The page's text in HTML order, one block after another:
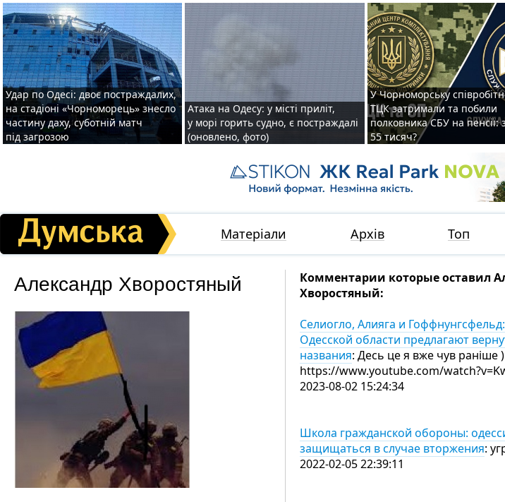
Удар по Одесі: двоє постраждалих,
на стадіоні «Чорноморець» знесло
частину даху, суботній матч
під загрозою
Атака на Одесу: у місті приліт,
у морі горить судно, є постраждалі
(оновлено, фото)
У Чорноморську
ТЦК затримали та побили
полковника СБУ на пенсії:
55 тисяч?
Матеріали Архів Топ
Александр Хворостяный
Комментарии которые оставил
Хворостяный:
Селиогло, Алияга и
Одесской области предлагают
названия: Десь це я вже чув раніше )
https://www.youtube.com/
2023-08-02 15:24:34
Школа гражданской обороны:
защищаться в случае вторжения:
2022-02-05 22:39:11